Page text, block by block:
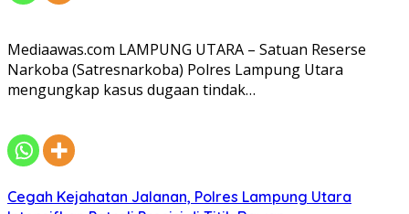
Mediaawas.com LAMPUNG UTARA – Satuan Reserse
Narkoba (Satresnarkoba) Polres Lampung Utara
mengungkap kasus dugaan tindak…
Cegah Kejahatan Jalanan, Polres Lampung Utara